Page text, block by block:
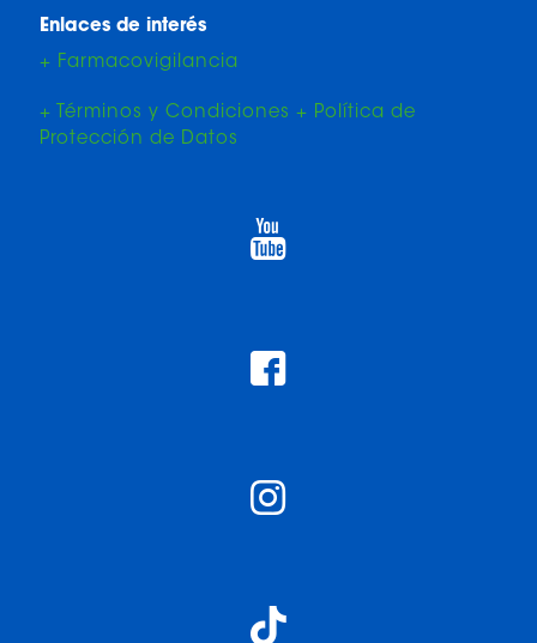
Enlaces de interés
+ Farmacovigilancia
+ Términos y Condiciones + Política de
Protección de Datos